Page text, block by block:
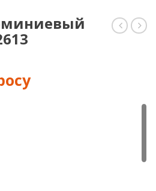
Лайт
резки